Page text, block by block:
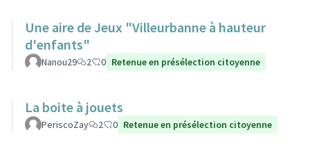
Une aire de Jeux "Villeurbanne à hauteur
d'enfants"
Nanou29 2 0 Retenue en présélection citoyenne
La boite à jouets
PeriscoZay 2 0 Retenue en présélection citoyenne